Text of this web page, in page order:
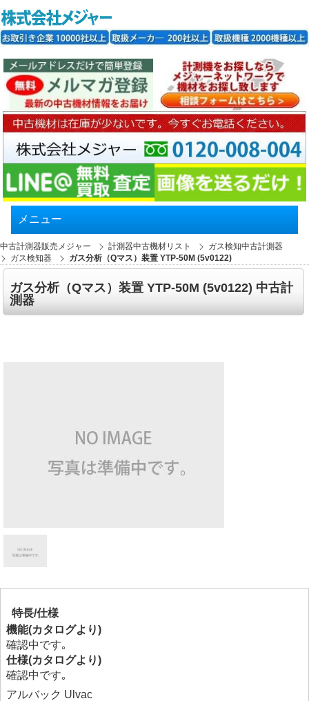
メニュー
中古計測器販売メジャー 計測器中古機材リスト
ガス検知中古計測器
ガス検知器
ガス分析（Qマス）装置 YTP-50M (5v0122)
ガス分析（Qマス）装置 YTP-50M (5v0122) 中古計
測器
特長/仕様
機能(カタログより)
確認中です｡
仕様(カタログより)
確認中です｡
アルバック Ulvac